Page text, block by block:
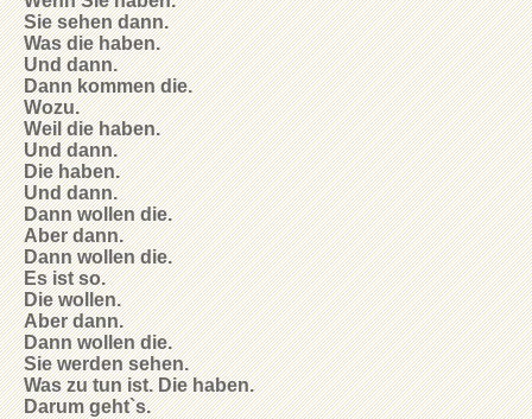
Sie sehen dann.
Was die haben.
Und dann.
Dann kommen die.
Wozu.
Weil die haben.
Und dann.
Die haben.
Und dann.
Dann wollen die.
Aber dann.
Dann wollen die.
Es ist so.
Die wollen.
Aber dann.
Dann wollen die.
Sie werden sehen.
Was zu tun ist. Die haben.
Darum geht`s.